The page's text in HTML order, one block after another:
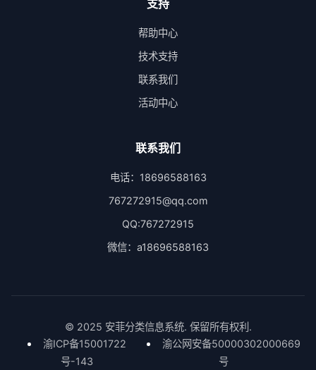
支持
帮助中心
技术支持
联系我们
活动中心
联系我们
电话：18696588163
767272915@qq.com
QQ:767272915
微信：a18696588163
© 2025 安菲分类信息系统. 保留所有权利.
渝ICP备15001722
号-143
渝公网安备50000302000669
号